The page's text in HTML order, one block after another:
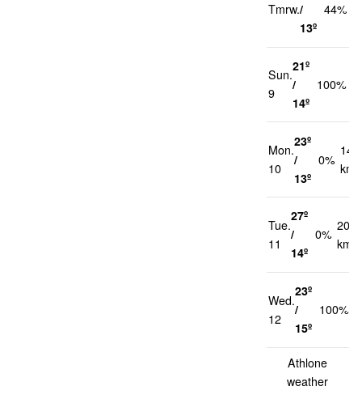
Tmrw./
13º
44%
Sun.
9
21º
/
14º
100%
Mon.
10
23º
/
13º
0%
14
km/
Tue.
11
27º
/
14º
0%
20
km/h
Wed.
12
23º
/
15º
100%
Athlone
weather